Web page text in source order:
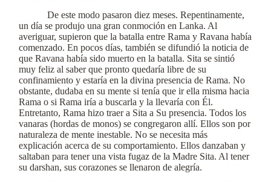
De este modo pasaron diez meses. Repentinamente,
un día se produjo una gran conmoción en Lanka. Al
averiguar, supieron que la batalla entre Rama y Ravana había
comenzado. En pocos días, también se difundió la noticia de
que Ravana había sido muerto en la batalla. Sita se sintió
muy feliz al saber que pronto quedaría libre de su
confinamiento y estaría en la divina presencia de Rama. No
obstante, dudaba en su mente si tenía que ir ella misma hacia
Rama o si Rama iría a buscarla y la llevaría con Él.
Entretanto, Rama hizo traer a Sita a Su presencia. Todos los
vanaras (hordas de monos) se congregaron allí. Ellos son por
naturaleza de mente inestable. No se necesita más
explicación acerca de su comportamiento. Ellos danzaban y
saltaban para tener una vista fugaz de la Madre Sita. Al tener
su darshan, sus corazones se llenaron de alegría.